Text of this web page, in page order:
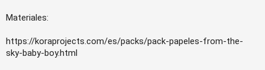
Materiales:
https://koraprojects.com/es/packs/pack-papeles-from-the-
sky-baby-boy.html